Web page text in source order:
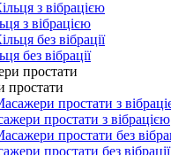
з вібрацією
без вібрації
простати
простати з вібрацією
простати без вібрації